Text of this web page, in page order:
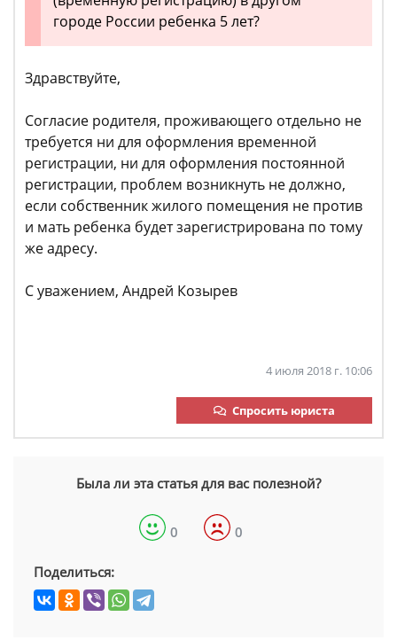
городе России ребенка 5 лет?
Здравствуйте,
Согласие родителя, проживающего отдельно не
требуется ни для оформления временной
регистрации, ни для оформления постоянной
регистрации, проблем возникнуть не должно,
если собственник жилого помещения не против
и мать ребенка будет зарегистрирована по тому
же адресу.
С уважением, Андрей Козырев
4 июля 2018 г. 10:06
Спросить юриста
Была ли эта статья для вас полезной?
0 0
Поделиться: